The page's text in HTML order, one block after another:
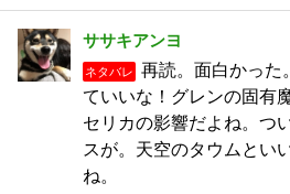
ササキアンヨ
ネタバレ
再読。面白かった
ていいな！グレンの固有
セリカの影響だよね。つ
スが。天空のタウムとい
ね。